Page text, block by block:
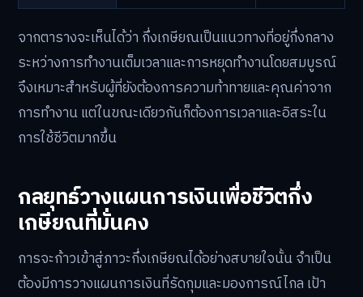
จากตารางจะเห็นได้ว่า กึ่งเกษียณเป็นแนวทางที่อยู่กึ่งกลาง
ระหว่างการทำงานเต็มเวลาและการหยุดทำงานโดยสมบูรณ์
จึงเหมาะสำหรับผู้ที่ยังต้องการความท้าทายและคุณค่าจาก
การทำงาน แต่ในขณะเดียวกันก็ต้องการเวลาและอิสระใน
การใช้ชีวิตมากขึ้น
กลยุทธ์วางแผนการเงินเพื่อชีวิตกึ่ง
เกษียณที่มั่นคง
การจะก้าวเข้าสู่ภาวะกึ่งเกษียณได้อย่างสบายใจนั้น จำเป็น
ต้องมีการวางแผนการเงินที่รัดกุมและมองการณ์ไกล เป้า